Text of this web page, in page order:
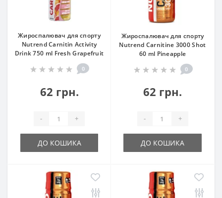
Жироспалювач для спорту
Nutrend Carnitin Activity
Drink 750 ml Fresh Grapefruit
0
62 грн.
- +
ДО КОШИКА
Жироспалювач для спорту
Nutrend Carnitine 3000 Shot
60 ml Pineapple
0
62 грн.
- +
ДО КОШИКА